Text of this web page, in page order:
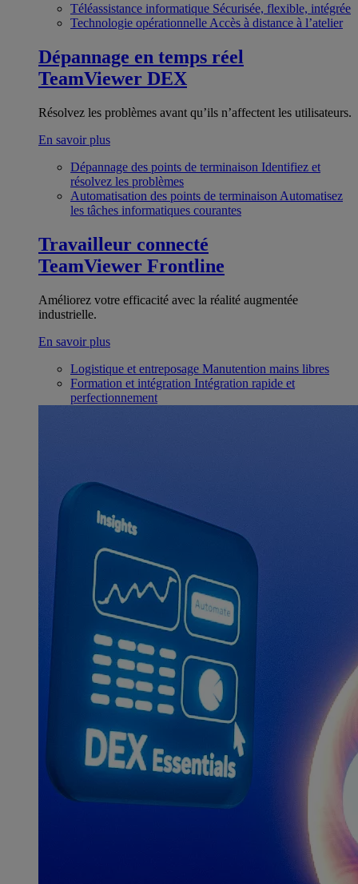
Téléassistance informatique Sécurisée, flexible, intégrée
Technologie opérationnelle Accès à distance à l’atelier
Dépannage en temps réel
TeamViewer DEX
Résolvez les problèmes avant qu’ils n’affectent les utilisateurs.
En savoir plus
Dépannage des points de terminaison Identifiez et
résolvez les problèmes
Automatisation des points de terminaison Automatisez
les tâches informatiques courantes
Travailleur connecté
TeamViewer Frontline
Améliorez votre efficacité avec la réalité augmentée
industrielle.
En savoir plus
Logistique et entreposage Manutention mains libres
Formation et intégration Intégration rapide et
perfectionnement